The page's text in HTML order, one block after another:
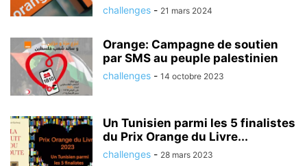
challenges - 21 mars 2024
Orange: Campagne de soutien
par SMS au peuple palestinien
challenges - 14 octobre 2023
Un Tunisien parmi les 5 finalistes
du Prix Orange du Livre...
challenges - 28 mars 2023